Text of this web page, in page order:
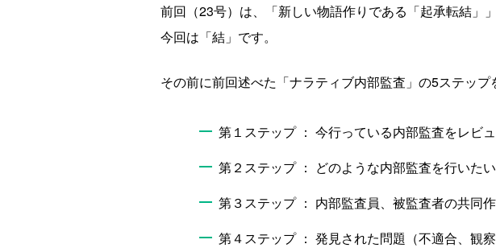
前回（23号）は、「新しい物語作りである「起承転結」
今回は「結」です。
その前に前回述べた「ナラティブ内部監査」の5ステップ
第１ステップ ： 今行っている内部監査をレビュ
第２ステップ ： どのような内部監査を行いた
第３ステップ ： 内部監査員、被監査者の共同作
第４ステップ ： 発見された問題（不適合、観